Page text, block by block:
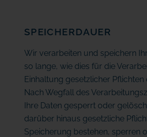
SPEICHERDAUER
Wir verarbeiten und speichern
so lange, wie dies für die
Einhaltung gesetzlicher Pflichten
Nach Wegfall des
Ihre Daten gesperrt oder
darüber hinaus gesetzliche
Speicherung bestehen, sperren